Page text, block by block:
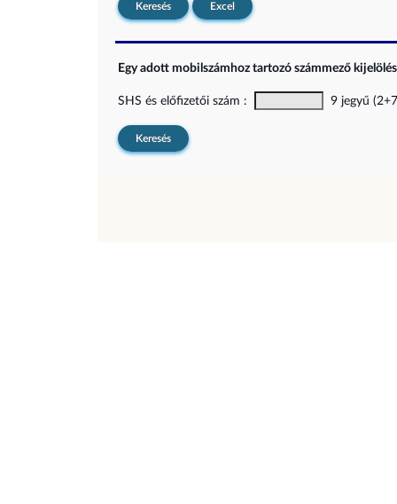
Keresés Excel
Egy adott mobilszámhoz tartozó számmező
SHS és előfizetői szám : 9 jegyű
Keresés